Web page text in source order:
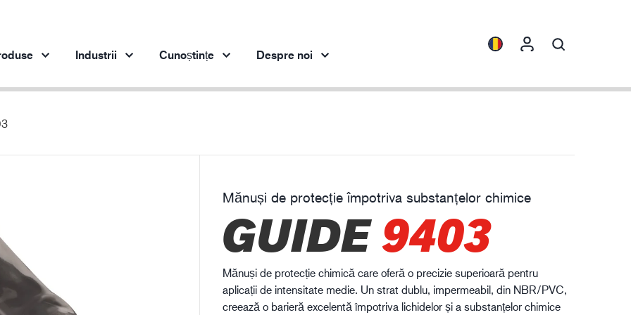
Industria de petrol și gaze
Construcții
Logistică
HXFIBR™
SPARX™
XLNT™
Industrii
Industria ingineriei
Cunoștințe Despre noi
Mănuși de protecție împotriva substanțelor chimice
GUIDE9403
Mănuși de protecție chimică care oferă o precizie superioară pentru
aplicații de intensitate medie. Un strat dublu, impermeabil, din NBR/PVC,
creează o barieră excelentă împotriva lichidelor și a substanțelor chimice